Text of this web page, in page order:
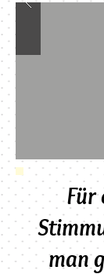
Für
man